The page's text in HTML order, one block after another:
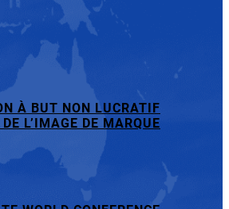
À BUT NON LUCRATIF
L’IMAGE DE MARQUE